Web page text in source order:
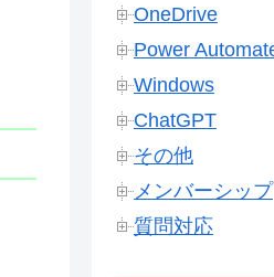
OneDrive
Power
Windows
ChatGPT
その他
メンバーシップ
質問対応